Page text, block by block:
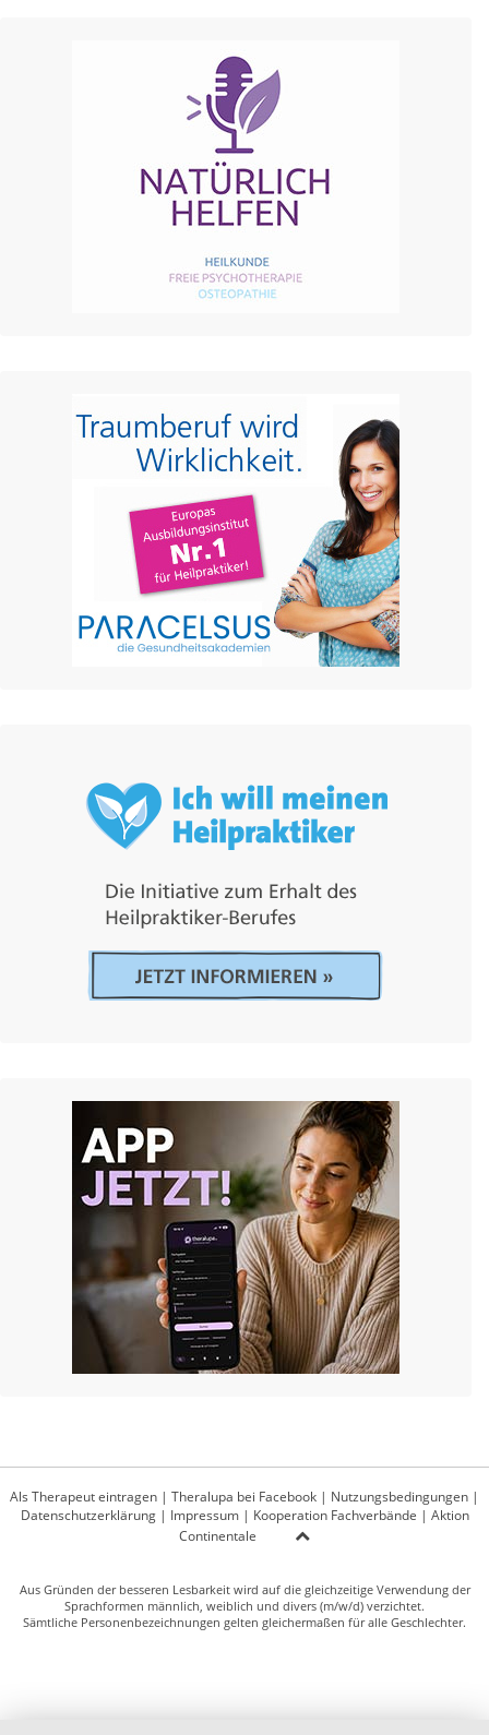
Als Therapeut eintragen | Theralupa bei Facebook | Nutzungsbedingungen |
Datenschutzerklärung| Impressum| Kooperation Fachverbände | Aktion
Continentale
Aus Gründen der besseren Lesbarkeit wird auf die gleichzeitige Verwendung der
Sprachformen männlich, weiblich und divers (m/w/d) verzichtet.
Sämtliche Personenbezeichnungen gelten gleichermaßen für alle Geschlechter.